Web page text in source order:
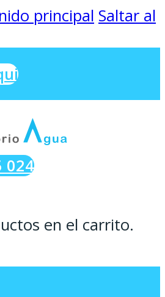
principal Saltar al
024
en el carrito.